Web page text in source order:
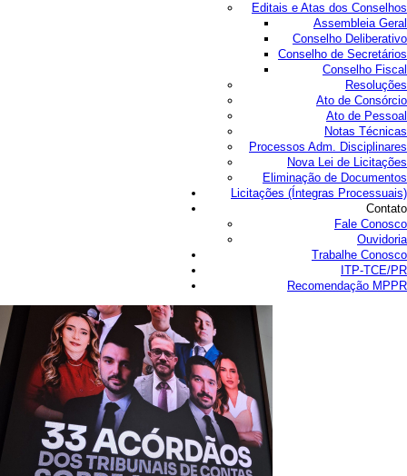
Editais e Atas dos Conselhos
Assembleia Geral
Conselho Deliberativo
Conselho de Secretários
Conselho Fiscal
Resoluções
Ato de Consórcio
Ato de Pessoal
Notas Técnicas
Processos Adm. Disciplinares
Nova Lei de Licitações
Eliminação de Documentos
Licitações (Íntegras Processuais)
Contato
Fale Conosco
Ouvidoria
Trabalhe Conosco
ITP-TCE/PR
Recomendação MPPR